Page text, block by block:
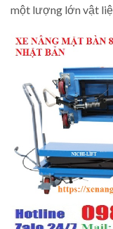
một lượng lớn vật